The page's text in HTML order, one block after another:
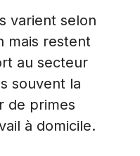
varient selon
mais restent
au secteur
souvent la
de primes
à domicile.